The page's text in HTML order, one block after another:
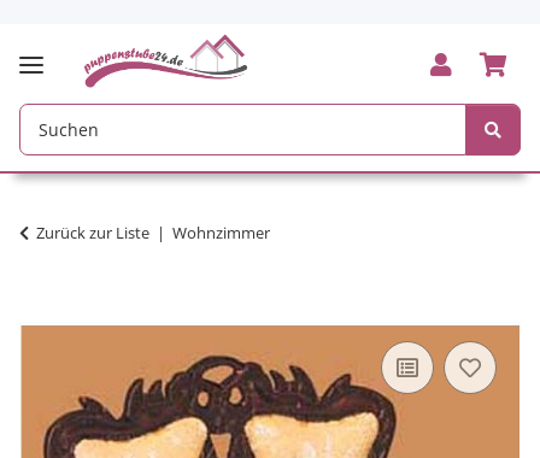
Zurück zur Liste Wohnzimmer